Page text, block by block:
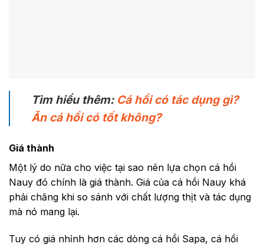
Tìm hiểu thêm: Cá hồi có tác dụng gì?
Ăn cá hồi có tốt không?
Giá thành
Một lý do nữa cho việc tại sao nên lựa chọn cá hồi
Nauy đó chính là giá thành. Giá của cá hồi Nauy khá
phải chăng khi so sánh với chất lượng thịt và tác dụng
mà nó mang lại.
Tuy có giá nhỉnh hơn các dòng cá hồi Sapa, cá hồi